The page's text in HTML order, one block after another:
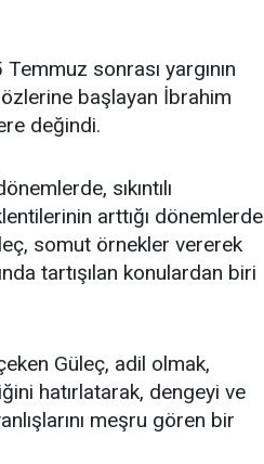
sonrası yargının
başlayan İbrahim
değindi.
sıkıntılı
arttığı dönemlerde
somut örnekler vererek
tartışılan konulardan biri
Güleç, adil olmak,
hatırlatarak, dengeyi ve
meşru gören bir